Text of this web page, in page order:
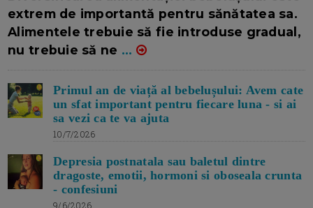
extrem de importantă pentru sănătatea sa.
Alimentele trebuie să fie introduse gradual,
nu trebuie să ne ...
Primul an de viață al bebelușului: Avem cate
un sfat important pentru fiecare luna - si ai
sa vezi ca te va ajuta
10/7/2026
Depresia postnatala sau baletul dintre
dragoste, emotii, hormoni si oboseala crunta
- confesiuni
9/6/2026